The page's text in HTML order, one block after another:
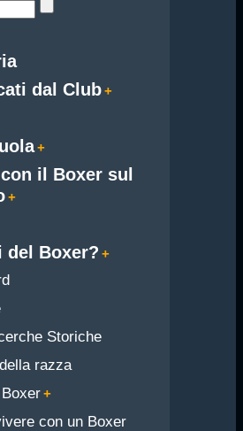
dal Club
il Boxer sul
del Boxer?
Storiche
razza
con un Boxer